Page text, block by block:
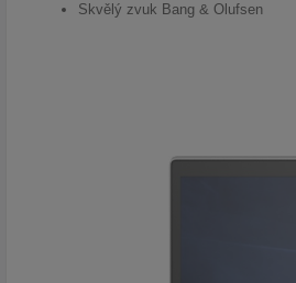
Skvělý zvuk Bang & Olufsen